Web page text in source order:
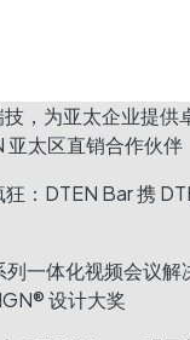
技，为亚太企业提
亚太区直销合作伙伴
：DTEN Bar 携
列一体化视频会议
设计大奖